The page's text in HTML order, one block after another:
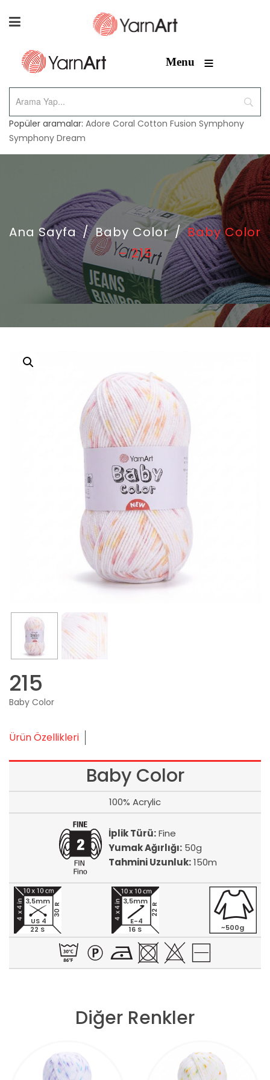
Menu ≡
Popüler aramalar: Adore Coral Cotton Fusion Symphony
Symphony Dream
Ana Sayfa / Baby Color / Baby Color
– 215
215
Baby Color
Ürün Özellikleri
Baby Color
100% Acrylic
İplik Türü:Fine
Yumak Ağırlığı: 50g
Tahmini Uzunluk:150m
22 S
30 R
3,5mm
US 4
16 S
22 R
3,5mm
E-4
~500g
Diğer Renkler